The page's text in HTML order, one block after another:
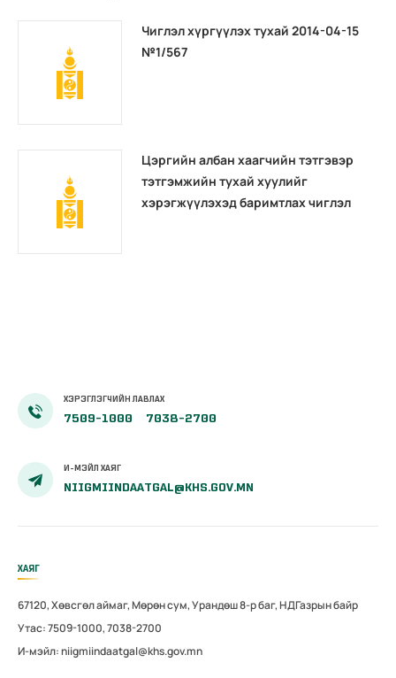
Чиглэл хүргүүлэх тухай 2014-04-15
№1/567
Цэргийн албан хаагчийн тэтгэвэр
тэтгэмжийн тухай хуулийг
хэрэгжүүлэхэд баримтлах чиглэл
ХЭРЭГЛЭГЧИЙН ЛАВЛАХ
7509-1000 7038-2700
И-МЭЙЛ ХАЯГ
NIIGMIINDAATGAL@KHS.GOV.MN
ХАЯГ
67120, Хөвсгөл аймаг, Мөрөн сум, Урандөш 8-р баг, НДГазрын байр
Утас: 7509-1000, 7038-2700
И-мэйл: niigmiindaatgal@khs.gov.mn